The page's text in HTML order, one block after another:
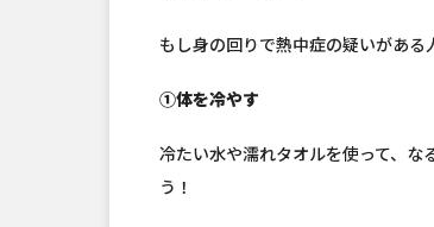
もし身の回りで熱中症の疑いがある
①体を冷やす
冷たい水や濡れタオルを使って、な
う！